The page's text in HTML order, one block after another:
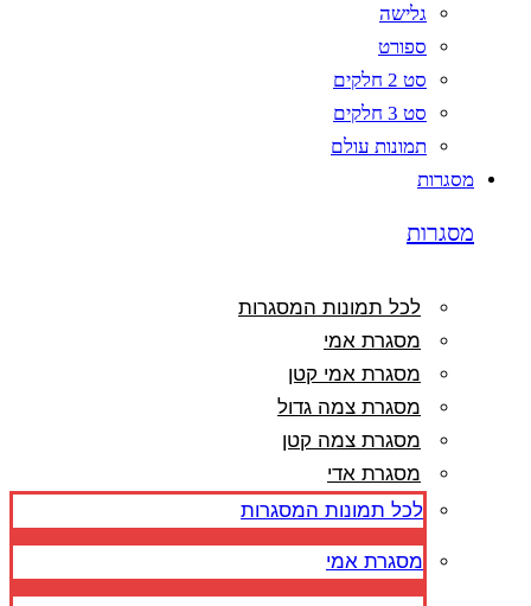
גלישה
ספורט
סט 2 חלקים
סט 3 חלקים
תמונות עולם
מסגרות
מסגרות
לכל תמונות המסגרות
מסגרת אמי
מסגרת אמי קטן
מסגרת צמה גדול
מסגרת צמה קטן
מסגרת אדי
לכל תמונות המסגרות
מסגרת אמי